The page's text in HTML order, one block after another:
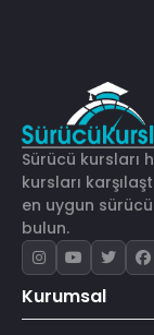
Sürücü kursları
kursları
en uygun
bulun.
Kurumsal